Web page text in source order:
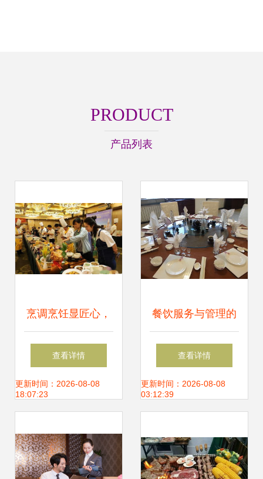
PRODUCT
产品列表
烹调烹饪显匠心，
餐厅服务展风采
——埇桥区餐饮服
行
查看详情
更新时间：2026-08-08
18:07:23
餐饮服务与管理的
核心要素与实践策
略
查看详情
更新时间：2026-08-08
03:12:39